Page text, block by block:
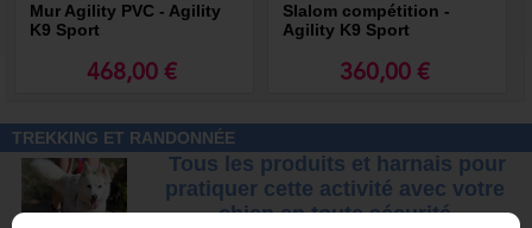
Mur Agility PVC - Agility
K9 Sport
468,00 €
Slalom compétition -
Agility K9 Sport
360,00 €
TREKKING ET RANDONNÉE
Tous les produits et harnais pour
pratiquer cette activité avec votre
chienen toute sécurité